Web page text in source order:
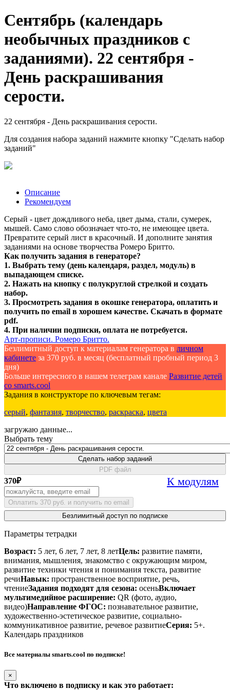
Сентябрь (календарь
необычных праздников с
заданиями). 22 сентября -
День раскрашивания
серости.
22 сентября - День раскрашивания серости.
Для создания набора заданий нажмите кнопку "Сделать набор
заданий"
Описание
Рекомендуем
Серый - цвет дождливого неба, цвет дыма, стали, сумерек,
мышей. Само слово обозначает что-то, не имеющее цвета.
Превратите серый лист в красочный. И дополните занятия
заданиями на основе творчества Ромеро Бритто.
Как получить задания в генераторе?
1. Выбрать тему (день календаря, раздел, модуль) в
выпадающем списке.
2. Нажать на кнопку с полукруглой стрелкой и создать
набор.
3. Просмотреть задания в окошке генератора, оплатить и
получить по email в хорошем качестве. Скачать в формате
pdf.
4. При наличии подписки, оплата не потребуется.
Арт-прописи. Ромеро Бритто.
Безлимитный доступ к материалам генератора в личном
кабинете за 370 руб. в месяц (бесплатный пробный период 3
дня)
Больше интересного в нашем телеграм канале Развитие детей
со smarts.cool
Задания в конструкторе по ключевым тегам:
серый, фантазия, творчество, раскраска, цвета
загружаю данные...
Выбрать тему
Сделать набор заданий
PDF файл
370₽ К модулям
Оплатить 370 руб. и получить по email
Безлимитный доступ по подписке
Параметры тетрадки
Возраст: 5 лет, 6 лет, 7 лет, 8 летЦель: развитие памяти,
внимания, мышления, знакомство с окружающим миром,
развитие техники чтения и понимания текста, развитие
речиНавык: пространственное восприятие, речь,
чтениеЗадания подходят для сезона: осеньВключает
мультимедийное расширение: QR (фото, аудио,
видео)Направление ФГОС: познавательное развитие,
художественно-эстетическое развитие, социально-
коммуникативное развитие, речевое развитиеСерия: 5+.
Календарь праздников
Все материалы smarts.cool по подписке!
×
Что включено в подписку и как это работает: